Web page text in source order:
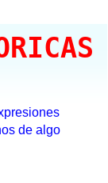
de algo